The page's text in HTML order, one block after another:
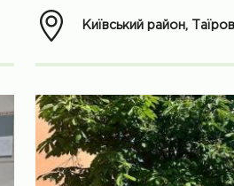
Київський район,